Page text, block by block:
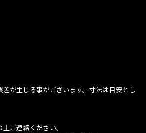
が生じる事がございます。寸法は目安とし
ご連絡ください。